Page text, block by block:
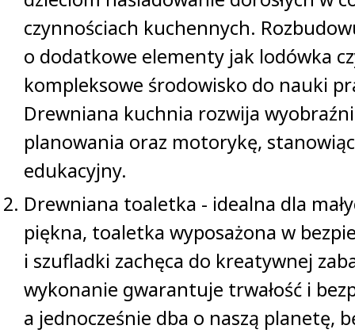
czynnościach kuchennych.
o dodatkowe elementy jak lodówka
kompleksowe środowisko do nauki
Drewniana kuchnia rozwija
planowania oraz motorykę,
edukacyjny.
Drewniana toaletka - idealna dla
piękna, toaletka wyposażona w
i szufladki zachęca do kreatywnej
wykonanie gwarantuje trwałość i
a jednocześnie dba o naszą planetę,